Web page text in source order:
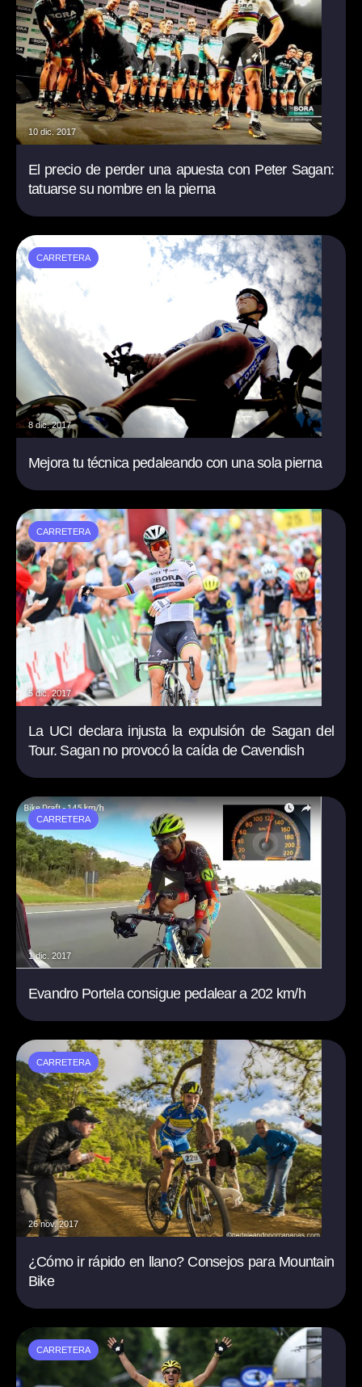
10 dic. 2017
El precio de perder una apuesta con Peter Sagan:
tatuarse su nombre en la pierna
CARRETERA
8 dic. 2017
Mejora tu técnica pedaleando con una sola pierna
CARRETERA
5 dic. 2017
La UCI declara injusta la expulsión de Sagan del
Tour. Sagan no provocó la caída de Cavendish
CARRETERA
1 dic. 2017
Evandro Portela consigue pedalear a 202 km/h
CARRETERA
26 nov. 2017
¿Cómo ir rápido en llano? Consejos para Mountain
Bike
CARRETERA